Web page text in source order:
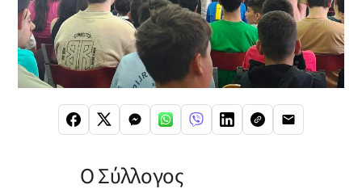
Ο Σύλλογος